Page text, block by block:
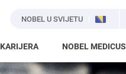
NOBEL U SVIJETU
KARIJERA NOBEL MEDICUS